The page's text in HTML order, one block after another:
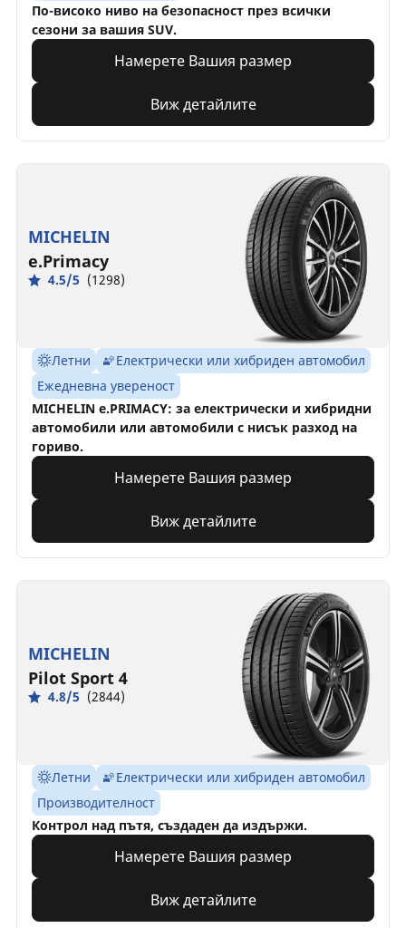
По-високо ниво на безопасност през всички
сезони за вашия SUV.
Намерете Вашия размер
Виж детайлите
MICHELIN
e.Primacy
4.5/5 (1298)
Летни
Електрически или хибриден автомобил
Ежедневна увереност
MICHELIN e.PRIMACY: за електрически и хибридни
автомобили или автомобили с нисък разход на
гориво.
Намерете Вашия размер
Виж детайлите
MICHELIN
Pilot Sport 4
4.8/5 (2844)
Летни
Електрически или хибриден автомобил
Производителност
Контрол над пътя, създаден да издържи.
Намерете Вашия размер
Виж детайлите